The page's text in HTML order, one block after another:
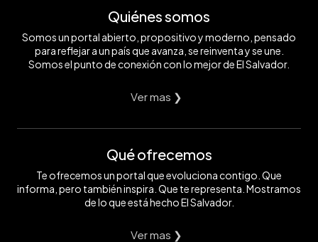
Quiénes somos
Somos un portal abierto, propositivo y moderno, pensado
para reflejar a un país que avanza, se reinventa y se une.
Somos el punto de conexión con lo mejor de El Salvador.
Ver mas ❯
Qué ofrecemos
Te ofrecemos un portal que evoluciona contigo. Que
informa, pero también inspira. Que te representa. Mostramos
de lo que está hecho El Salvador.
Ver mas ❯